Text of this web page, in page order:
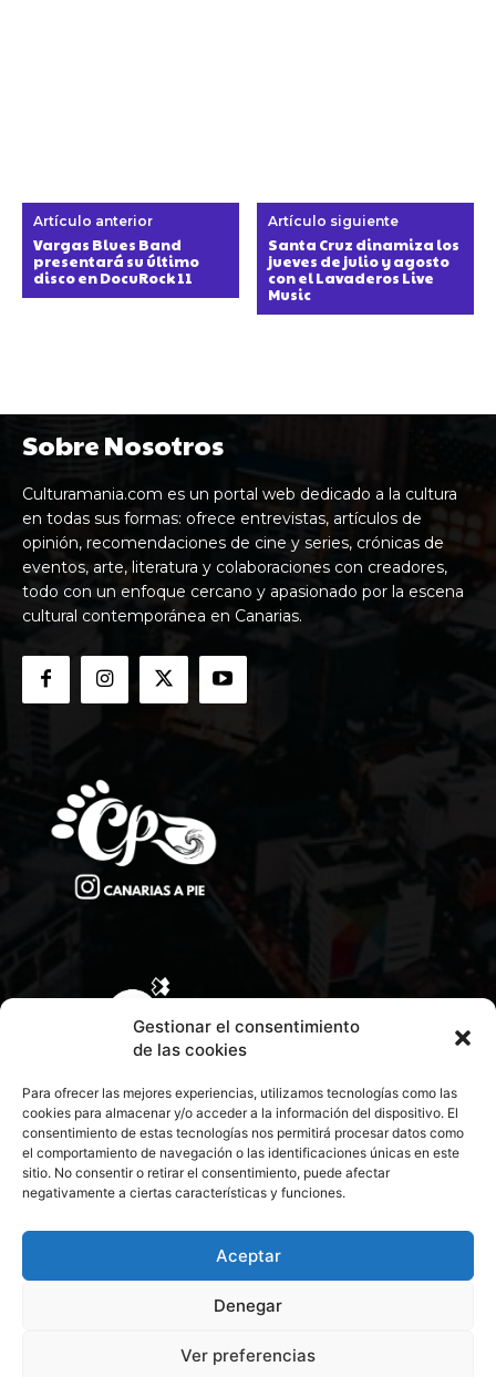
Gestionar el consentimiento
de las cookies
Para ofrecer las mejores experiencias, utilizamos tecnologías como las
cookies para almacenar y/o acceder a la información del dispositivo. El
consentimiento de estas tecnologías nos permitirá procesar datos como
el comportamiento de navegación o las identificaciones únicas en este
sitio. No consentir o retirar el consentimiento, puede afectar
negativamente a ciertas características y funciones.
Aceptar
Denegar
Ver preferencias
Artículo anterior
Vargas Blues Band
presentará su último
disco en DocuRock 11
Artículo siguiente
Santa Cruz dinamiza los
jueves de julio y agosto
con el Lavaderos Live
Music
Sobre Nosotros
Culturamania.com es un portal web dedicado a la cultura
en todas sus formas: ofrece entrevistas, artículos de
opinión, recomendaciones de cine y series, crónicas de
eventos, arte, literatura y colaboraciones con creadores,
todo con un enfoque cercano y apasionado por la escena
cultural contemporánea en Canarias.
CONTACTA CON NOSOTROS